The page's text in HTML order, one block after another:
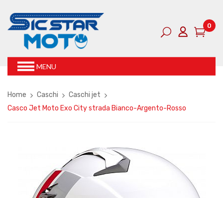
0
MENU
Home Caschi
Caschi jet
Casco Jet Moto Exo City strada Bianco-Argento-Rosso